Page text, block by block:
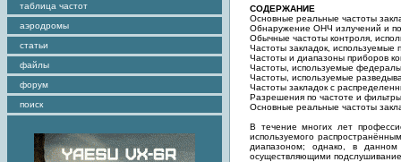
таблица частот
аэродромы
статьи
файлы
форум
поиск
СОДЕРЖАНИЕ
Основные реальные частоты
Обнаружение ОНЧ излучений и
Обычные частоты контроля,
Частоты закладок,
Частоты и диапазоны приборов
Частоты, используемые
Частоты, используемые
Частоты закладок с
Разрешения по частоте и фильтры
Основные реальные частоты
В течение многих лет
используемого
диапазоном; однако, в данном
осуществляющими